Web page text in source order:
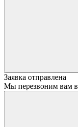
Заявка отправлена
Мы перезвоним вам